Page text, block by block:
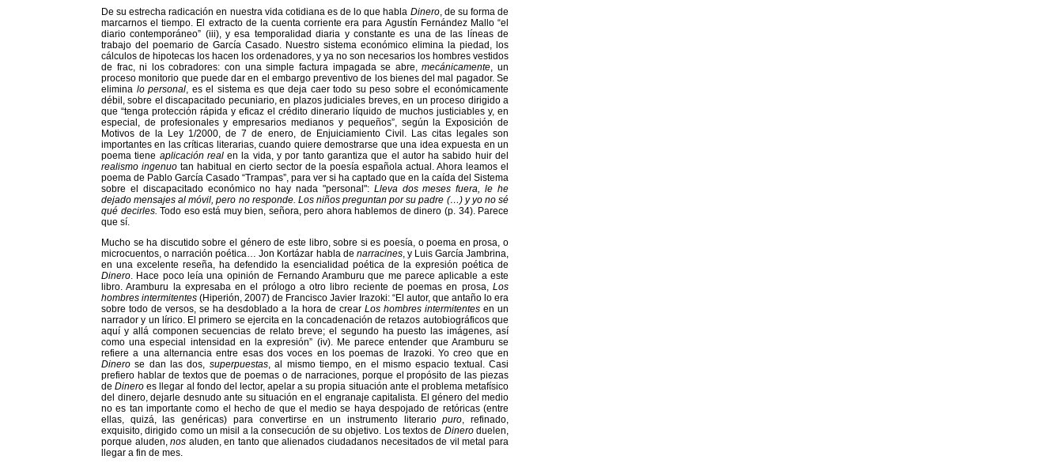
De su estrecha radicación en nuestra vida cotidiana es de lo que habla Dinero, de su forma de
marcarnos el tiempo. El extracto de la cuenta corriente era para Agustín Fernández Mallo “el
diario contemporáneo” (iii), y esa temporalidad diaria y constante es una de las líneas de
trabajo del poemario de García Casado. Nuestro sistema económico elimina la piedad, los
cálculos de hipotecas los hacen los ordenadores, y ya no son necesarios los hombres vestidos
de frac, ni los cobradores: con una simple factura impagada se abre,mecánicamente, un
proceso monitorio que puede dar en el embargo preventivo de los bienes del mal pagador. Se
elimina lo personal, es el sistema es que deja caer todo su peso sobre el económicamente
débil, sobre el discapacitado pecuniario, en plazos judiciales breves, en un proceso dirigido a
que “tenga protección rápida y eficaz el crédito dinerario líquido de muchos justiciables y, en
especial, de profesionales y empresarios medianos y pequeños”, según la Exposición de
Motivos de la Ley 1/2000, de 7 de enero, de Enjuiciamiento Civil. Las citas legales son
importantes en las críticas literarias, cuando quiere demostrarse que una idea expuesta en un
poema tiene aplicación realen la vida, y por tanto garantiza que el autor ha sabido huir del
realismo ingenuotan habitual en cierto sector de la poesía española actual. Ahora leamos el
poema de Pablo García Casado “Trampas”, para ver si ha captado que en la caída del Sistema
sobre el discapacitado económico no hay nada "personal": Lleva dos meses fuera, le he
dejado mensajes al móvil, pero no responde. Los niños preguntan por su padre (…) y yo no sé
qué decirles. Todo eso está muy bien, señora, pero ahora hablemos de dinero (p. 34). Parece
que sí.
Mucho se ha discutido sobre el género de este libro, sobre si es poesía, o poema en prosa, o
microcuentos, o narración poética… Jon Kortázar habla de narracines, y Luis García Jambrina,
en una excelente reseña, ha defendido la esencialidad poética de la expresión poética de
Dinero. Hace poco leía una opinión de Fernando Aramburu que me parece aplicable a este
libro. Aramburu la expresaba en el prólogo a otro libro reciente de poemas en prosa, Los
hombres intermitentes(Hiperión, 2007) de Francisco Javier Irazoki: “El autor, que antaño lo era
sobre todo de versos, se ha desdoblado a la hora de crear Los hombres intermitentesen un
narrador y un lírico. El primero se ejercita en la concadenación de retazos autobiográficos que
aquí y allá componen secuencias de relato breve; el segundo ha puesto las imágenes, así
como una especial intensidad en la expresión” (iv). Me parece entender que Aramburu se
refiere a una alternancia entre esas dos voces en los poemas de Irazoki. Yo creo que en
Dinero se dan las dos, superpuestas, al mismo tiempo, en el mismo espacio textual. Casi
prefiero hablar de textos que de poemas o de narraciones, porque el propósito de las piezas
deDinero es llegar al fondo del lector, apelar a su propia situación ante el problema metafísico
del dinero, dejarle desnudo ante su situación en el engranaje capitalista. El género del medio
no es tan importante como el hecho de que el medio se haya despojado de retóricas (entre
ellas, quizá, las genéricas) para convertirse en un instrumento literariopuro, refinado,
exquisito, dirigido como un misil a la consecución de su objetivo. Los textos de Dineroduelen,
porque aluden,nos aluden, en tanto que alienados ciudadanos necesitados de vil metal para
llegar a fin de mes.